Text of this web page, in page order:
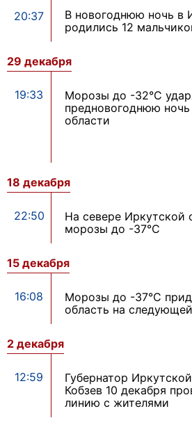
20:37
В новогоднюю ночь в
родились 12
29 декабря
19:33
Морозы до -32°С
предновогоднюю
области
18 декабря
22:50
На севере Иркутской
морозы до -37°С
15 декабря
16:08
Морозы до -37°С
область на
2 декабря
12:59
Губернатор
Кобзев 10 декабря
линию с жителями